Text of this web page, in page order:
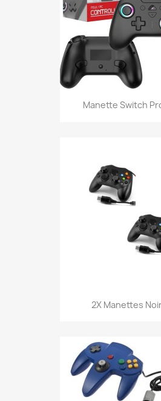
Manette Switch
2X Manettes